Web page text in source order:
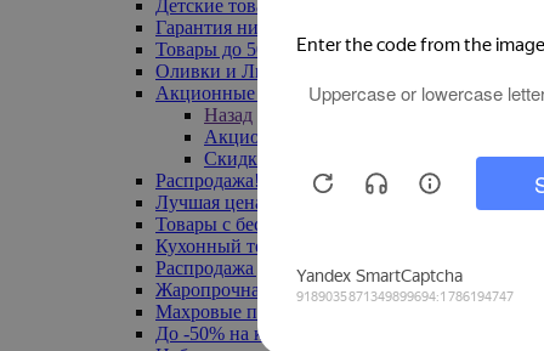
Детские товары
Гарантия низкой цены
Товары до 500 руб
Оливки и Лимоны
Акционные товары
Назад
Акционные товары
Скидка 20% по промокоду
Распродажа! Ульяновск до -70%
Лучшая цена
Товары с бесплатной доставкой
Кухонный текстиль
Распродажа до -50%
Жаропрочная посуда
Махровые полотенца
До -50% на ковры